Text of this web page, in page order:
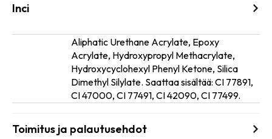
Inci
Aliphatic Urethane Acrylate, Epoxy
Acrylate, Hydroxypropyl Methacrylate,
Hydroxycyclohexyl Phenyl Ketone, Silica
Dimethyl Silylate. Saattaa sisältää: CI 77891,
CI 47000, CI 77491, CI 42090, CI 77499.
Toimitus ja palautusehdot